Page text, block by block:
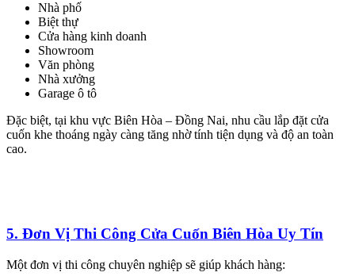
Nhà phố
Biệt thự
Cửa hàng kinh doanh
Showroom
Văn phòng
Nhà xưởng
Garage ô tô
Đặc biệt, tại khu vực Biên Hòa – Đồng Nai, nhu cầu lắp đặt cửa
cuốn khe thoáng ngày càng tăng nhờ tính tiện dụng và độ an toàn
cao.
5. Đơn Vị Thi Công Cửa Cuốn Biên Hòa Uy Tín
Một đơn vị thi công chuyên nghiệp sẽ giúp khách hàng: